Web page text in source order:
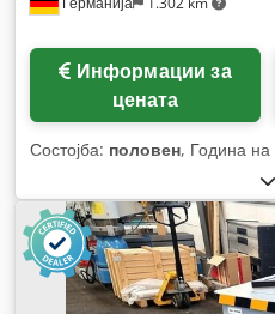
цената
Состојба: половен, Година на